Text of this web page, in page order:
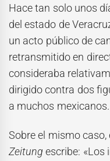
Hace tan solo unos
del estado de
un acto público de
retransmitido en
consideraba
dirigido contra dos
a muchos mexicanos.
Sobre el mismo
Zeitung escribe: «Los